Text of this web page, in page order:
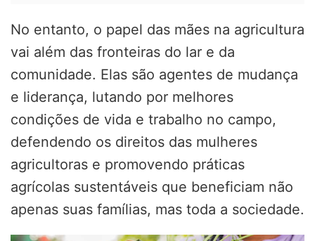
No entanto, o papel das mães na agricultura
vai além das fronteiras do lar e da
comunidade. Elas são agentes de mudança
e liderança, lutando por melhores
condições de vida e trabalho no campo,
defendendo os direitos das mulheres
agricultoras e promovendo práticas
agrícolas sustentáveis que beneficiam não
apenas suas famílias, mas toda a sociedade.